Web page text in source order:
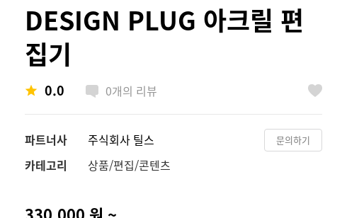
한국 / 한국어
DESIGN PLUG 아크릴 편
집기
0.0 0개의 리뷰
파트너사 주식회사 틸스 문의하기
카테고리 상품/편집/콘텐츠